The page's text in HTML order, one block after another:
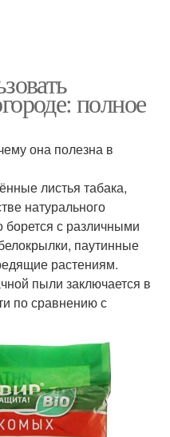
профилактики
Пыль для садового
использования
Пыль для полезных
насекомых
Пыль в защите
полное
она полезна в
листья табака,
натурального
с различными
паутинные
растениям.
пыли заключается в
по сравнению с